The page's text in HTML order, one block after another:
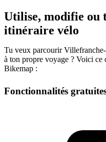
Utilise, modifie ou
itinéraire vélo
Tu veux parcourir
à ton propre voyage ? Voici ce
Bikemap :
Fonctionnalités